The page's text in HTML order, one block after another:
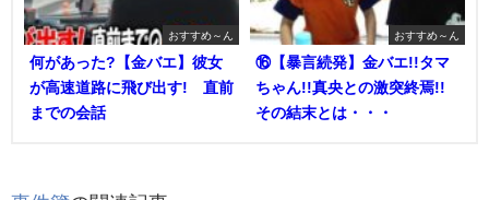
おすすめ～ん
何があった?【金バエ】彼女
が高速道路に飛び出す! 直前
までの会話
おすすめ～ん
⑯【暴言続発】金バエ!!タマ
ちゃん!!真央との激突終焉!!
その結末とは・・・